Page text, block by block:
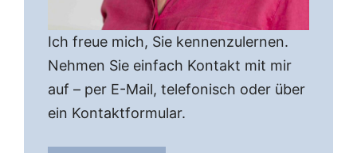
Ich freue mich, Sie kennenzulernen.
Nehmen Sie einfach Kontakt mit mir
auf – per E-Mail, telefonisch oder über
ein Kontaktformular.